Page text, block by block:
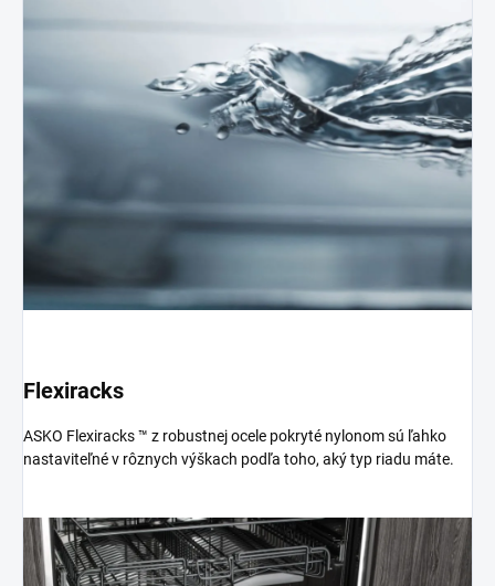
Flexiracks
ASKO Flexiracks ™ z robustnej ocele pokryté nylonom sú ľahko
nastaviteľné v rôznych výškach podľa toho, aký typ riadu máte.